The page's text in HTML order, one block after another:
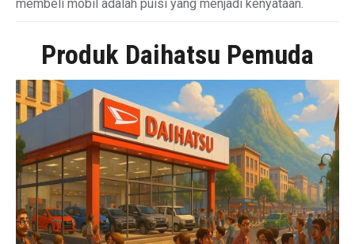
membeli mobil adalah puisi yang menjadi kenyataan.
Produk Daihatsu Pemuda